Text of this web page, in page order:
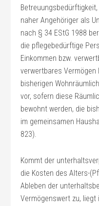
naher Angehöriger als
nach § 34 EStG 1988
die pflegebedürftige
Einkommen bzw.
verwertbares
bisherigen
vor, sofern diese
bewohnt werden, die
im gemeinsamen
823).
Kommt der
die Kosten des Alters-
Ableben der
Vermögenswert zu, liegt